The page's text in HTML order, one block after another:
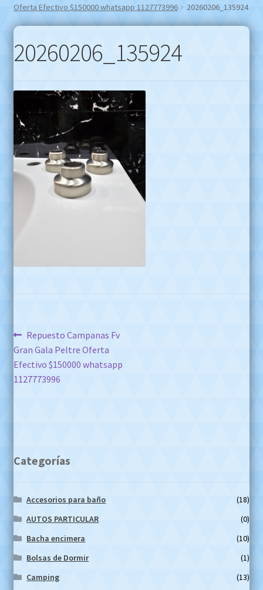
Oferta Efectivo $150000 whatsapp 1127773996
20260206_135924
20260206_135924
Navegación
de
entradas
Anterior:
Repuesto Campanas Fv
Gran Gala Peltre Oferta
Efectivo $150000 whatsapp
1127773996
Categorías
Accesorios para baño
(18)
AUTOS PARTICULAR
(0)
Bacha encimera
(10)
Bolsas de Dormir
(1)
Camping
(13)